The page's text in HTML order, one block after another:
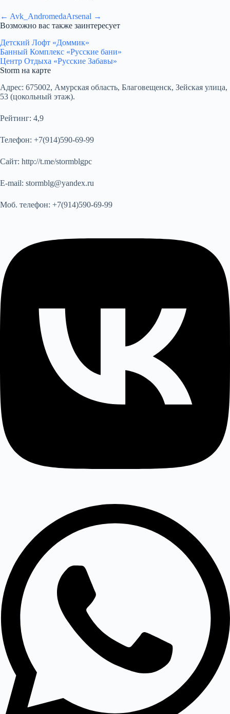
← Avk_AndromedaArsenal →
Возможно вас также заинтересует
Детский Лофт «Доммик»
Банный Комплекс «Русские бани»
Центр Отдыха «Русские Забавы»
Storm на карте
Адрес: 675002, Амурская область, Благовещенск, Зейская улица,
53 (цокольный этаж).
Рейтинг: 4,9
Телефон: +7(914)590-69-99
Сайт: http://t.me/stormblgpc
E-mail: stormblg@yandex.ru
Моб. телефон: +7(914)590-69-99